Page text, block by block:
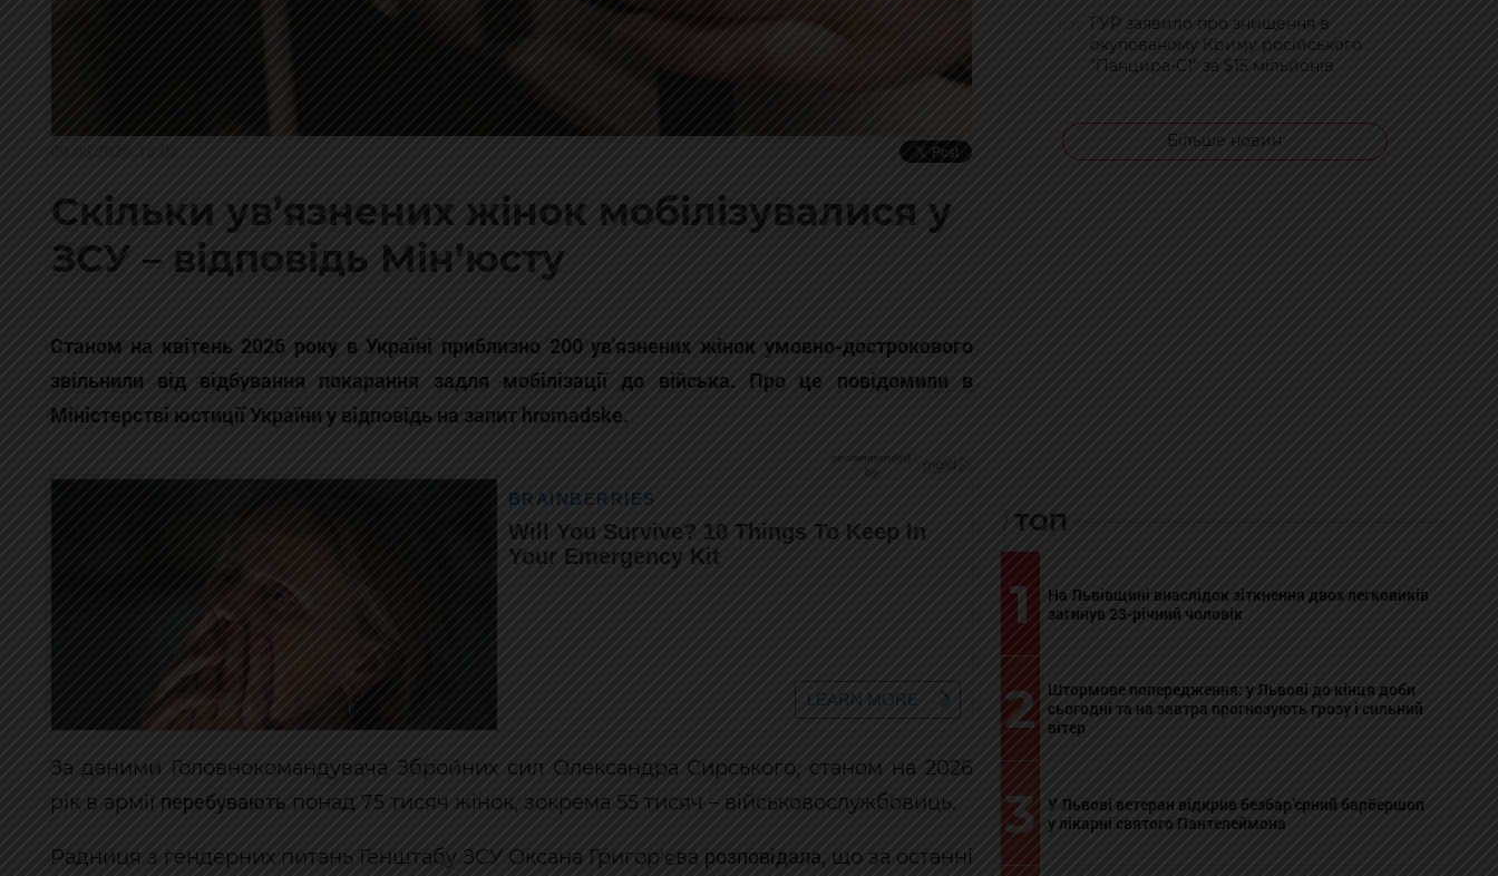
Скільки ув’язнених жінок мобілізувалися у
ЗСУ – відповідь Мін’юсту
Станом на квітень 2026 року в Україні приблизно 200 ув'язнених жінок умовно-дострокового
звільнили від відбування покарання задля мобілізації до війська. Про це повідомили в
Міністерстві юстиції України у відповідь на запит hromadske.
За даними Головнокомандувача Збройних сил Олександра Сирського, станом на 2026
рік в армії перебувають понад 75 тисяч жінок, зокрема 55 тисяч – військовослужбовиць.
Радниця з гендерних питань Генштабу ЗСУ Оксана Григор'єва розповідала, що за останні
ГУР заявило про знищення в
окупованому Криму російського
"Панцира-С1" за $15 мільйонів
Більше новин
ТОП
1
На Львівщині внаслідок зіткнення двох легковиків
загинув 23-річний чоловік
2
Штормове попередження: у Львові до кінця доби
сьогодні та на завтра прогнозують грозу і сильний
вітер
3
У Львові ветеран відкрив безбар’єрний барбершоп
у лікарні святого Пантелеймона